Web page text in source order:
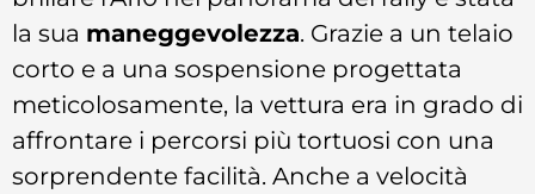
la sua maneggevolezza. Grazie a un telaio
corto e a una sospensione progettata
meticolosamente, la vettura era in grado di
affrontare i percorsi più tortuosi con una
sorprendente facilità. Anche a velocità